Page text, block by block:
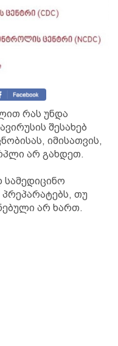
რას უნდა
შესახებ
იმისათვის,
არ გახდეთ.
თუ
არ ხართ.